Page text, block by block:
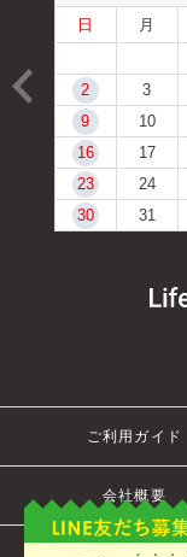
日 月
2
3
9
10
16
17
23
24
30
31
ご利用ガイド
会社概要